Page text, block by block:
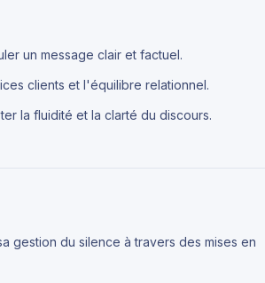
un message clair et factuel.
clients et l'équilibre relationnel.
la fluidité et la clarté du discours.
gestion du silence à travers des mises en